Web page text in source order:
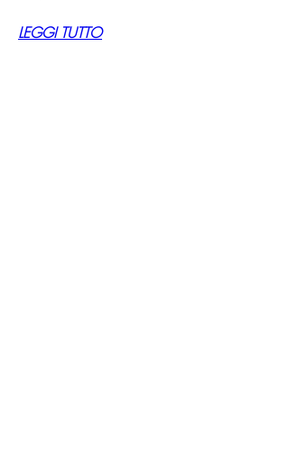
LEGGI TUTTO